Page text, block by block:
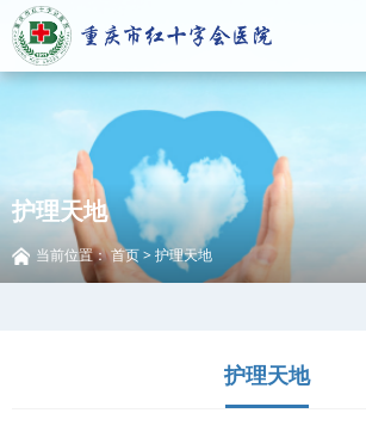
护理天地
当前位置：首页>护理天地
护理天地